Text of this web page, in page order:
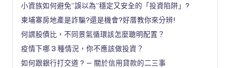
小資族如何避免”誤以為”穩定又安全的「投資陷阱」?
柬埔寨房地產是詐騙?還是機會?好厝教你來分辨!
何謂股債比，不同景氣循環該怎麼聰明配置？
疫情下哪 3 種情況，你不應該做投資？
如何跟銀行打交道 ? — 關於信用貸款的二三事